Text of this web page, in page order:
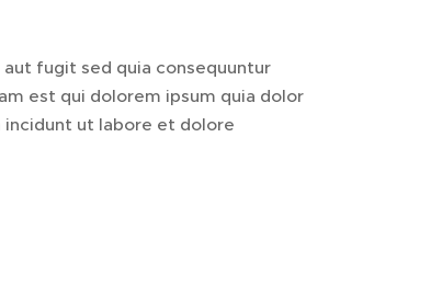
fugit sed quia consequuntur
est qui dolorem ipsum quia dolor
ut labore et dolore